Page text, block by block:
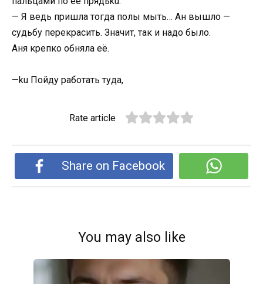
— Я ведь пришла тогда полы мыть… Ан вышло —
судьбу перекрасить. Значит, так и надо было.
Аня крепко обняла её.
—ku Пойду работать туда,
Rate article
Share on Facebook
You may also like